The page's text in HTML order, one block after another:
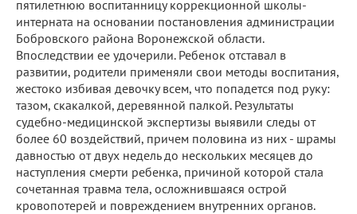
пятилетнюю воспитанницу коррекционной школы-
интерната на основании постановления администрации
Бобровского района Воронежской области.
Впоследствии ее удочерили. Ребенок отставал в
развитии, родители применяли свои методы воспитания,
жестоко избивая девочку всем, что попадется под руку:
тазом, скакалкой, деревянной палкой. Результаты
судебно-медицинской экспертизы выявили следы от
более 60 воздействий, причем половина из них - шрамы
давностью от двух недель до нескольких месяцев до
наступления смерти ребенка, причиной которой стала
сочетанная травма тела, осложнившаяся острой
кровопотерей и повреждением внутренних органов.